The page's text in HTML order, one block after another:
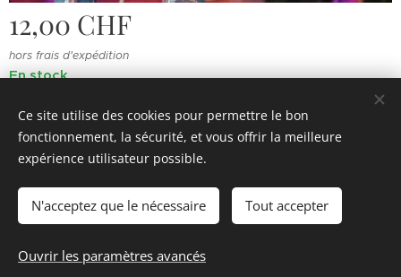
12,00 CHF
hors frais d'expédition
En stock
Ajouter au panier
Ce site utilise des cookies pour permettre le bon
fonctionnement, la sécurité, et vous offrir la meilleure
expérience utilisateur possible.
N'acceptez que le nécessaire Tout accepter
Ouvrir les paramètres avancés